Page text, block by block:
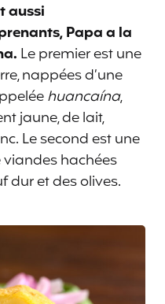
aussi
Papa a la
Le premier est une
nappées d’une
huancaína,
jaune, de lait,
Le second est une
hachées
dur et des olives.